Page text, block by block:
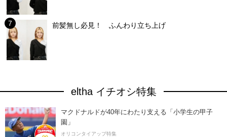
前髪無し必見！ ふんわり立ち上げ
eltha イチオシ特集
マクドナルドが40年にわたり支える「小学生の甲子
園」
オリコンタイアップ特集